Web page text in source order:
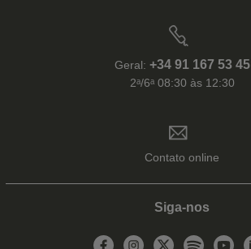
Geral: +34 91 167 53 45
2ᵃ/6ᵃ 08:30 às 12:30
Contato online
Siga-nos